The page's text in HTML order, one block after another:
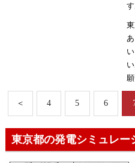
す
＜ 4 5 6
東京都の発電シミュレー